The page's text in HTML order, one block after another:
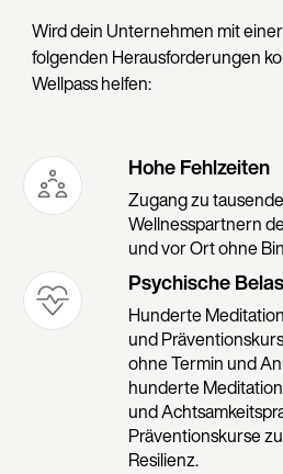
Wird dein Unternehmen mit
folgenden Herausforderungen
Wellpass helfen:
Hohe Fehlzeiten
Zugang zu
Wellnesspartnern
und vor Ort ohne
Psychische
Hunderte
und
ohne Termin und
hunderte
und
Präventionskurse
Resilienz.